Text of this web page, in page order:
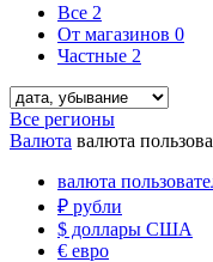
Все 2
От магазинов 0
Частные 2
Все регионы
Валюта валюта
валюта
₽ рубли
$ доллары США
€ евро